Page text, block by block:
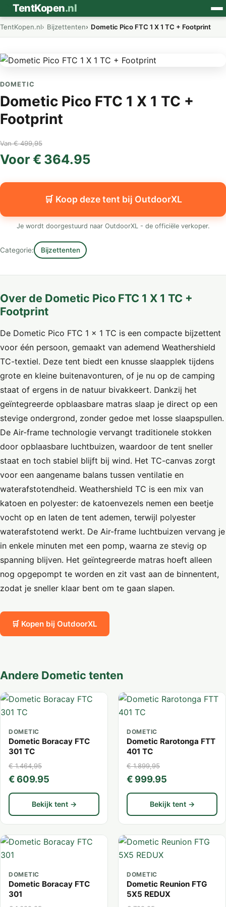
TentKopen.nl
TentKopen.nl Bijzettenten Dometic Pico FTC 1 X 1 TC + Footprint
DOMETIC
Dometic Pico FTC 1 X 1 TC +
Footprint
Van € 499,95
Voor € 364.95
🛒 Koop deze tent bij OutdoorXL
Je wordt doorgestuurd naar OutdoorXL - de officiële verkoper.
Categorie: Bijzettenten
Over de Dometic Pico FTC 1 X 1 TC +
Footprint
De Dometic Pico FTC 1 × 1 TC is een compacte bijzettent
voor één persoon, gemaakt van ademend Weathershield
TC-textiel. Deze tent biedt een knusse slaapplek tijdens
grote en kleine buitenavonturen, of je nu op de camping
staat of ergens in de natuur bivakkeert. Dankzij het
geïntegreerde opblaasbare matras slaap je direct op een
stevige ondergrond, zonder gedoe met losse slaapspullen.
De Air-frame technologie vervangt traditionele stokken
door opblaasbare luchtbuizen, waardoor de tent sneller
staat en toch stabiel blijft bij wind. Het TC-canvas zorgt
voor een aangename balans tussen ventilatie en
waterafstotendheid. Weathershield TC is een mix van
katoen en polyester: de katoenvezels nemen een beetje
vocht op en laten de tent ademen, terwijl polyester
waterafstotend werkt. De Air-frame luchtbuizen vervang je
in enkele minuten met een pomp, waarna ze stevig op
spanning blijven. Het geïntegreerde matras hoeft alleen
nog opgepompt te worden en zit vast aan de binnentent,
zodat je sneller klaar bent om te gaan slapen.
🛒 Kopen bij OutdoorXL
Andere Dometic tenten
DOMETIC
Dometic Boracay FTC
301 TC
€ 1.464,95
€ 609.95
Bekijk tent →
DOMETIC
Dometic Rarotonga FTT
401 TC
€ 1.899,95
€ 999.95
Bekijk tent →
DOMETIC
Dometic Boracay FTC
301
DOMETIC
Dometic Reunion FTG
5X5 REDUX